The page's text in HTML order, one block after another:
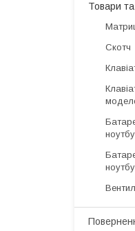
Товари та
Скотч